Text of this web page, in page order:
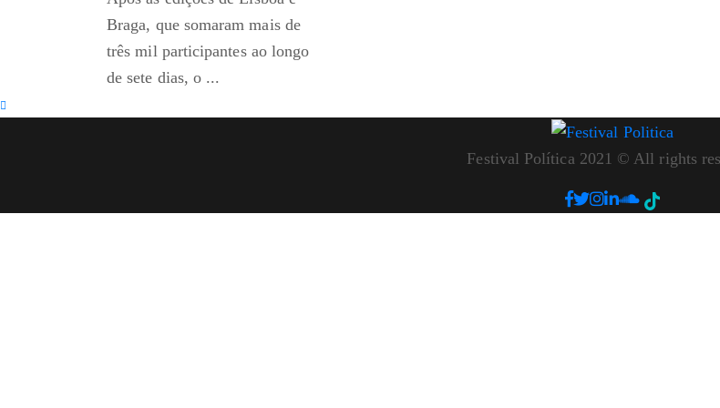
Braga, que somaram mais de
três mil participantes ao longo
de sete dias, o ...
Festival Política 2021 © All rights